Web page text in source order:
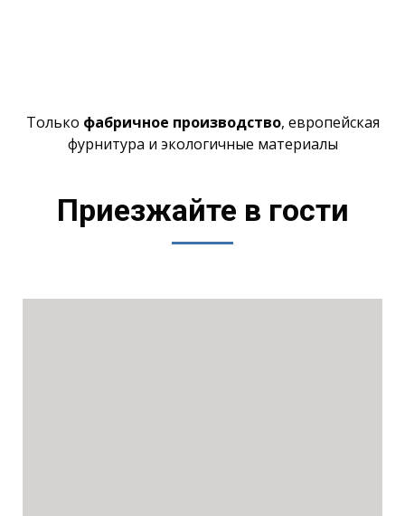
Только фабричное производство, европейская
фурнитура и экологичные материалы
Приезжайте в гости